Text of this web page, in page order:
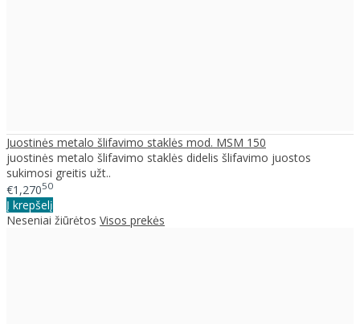
Juostinės metalo šlifavimo staklės mod. MSM 150
juostinės metalo šlifavimo staklės didelis šlifavimo juostos
sukimosi greitis užt..
€1,27050
Į krepšelį
Neseniai žiūrėtos Visos prekės